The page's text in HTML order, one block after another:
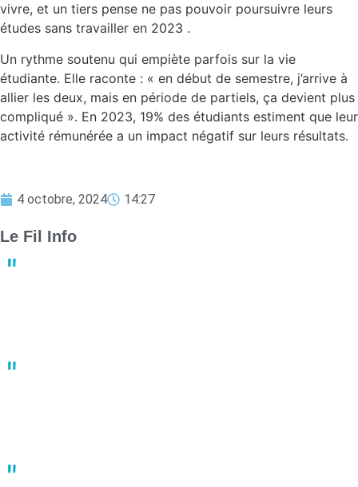
vivre, et un tiers pense ne pas pouvoir poursuivre leurs
études sans travailler en 2023 .
Un rythme soutenu qui empiète parfois sur la vie
étudiante. Elle raconte : « en début de semestre, j’arrive à
allier les deux, mais en période de partiels, ça devient plus
compliqué ». En 2023, 19% des étudiants estiment que leur
activité rémunérée a un impact négatif sur leurs résultats.
4 octobre, 2024 14:27
Le Fil Info